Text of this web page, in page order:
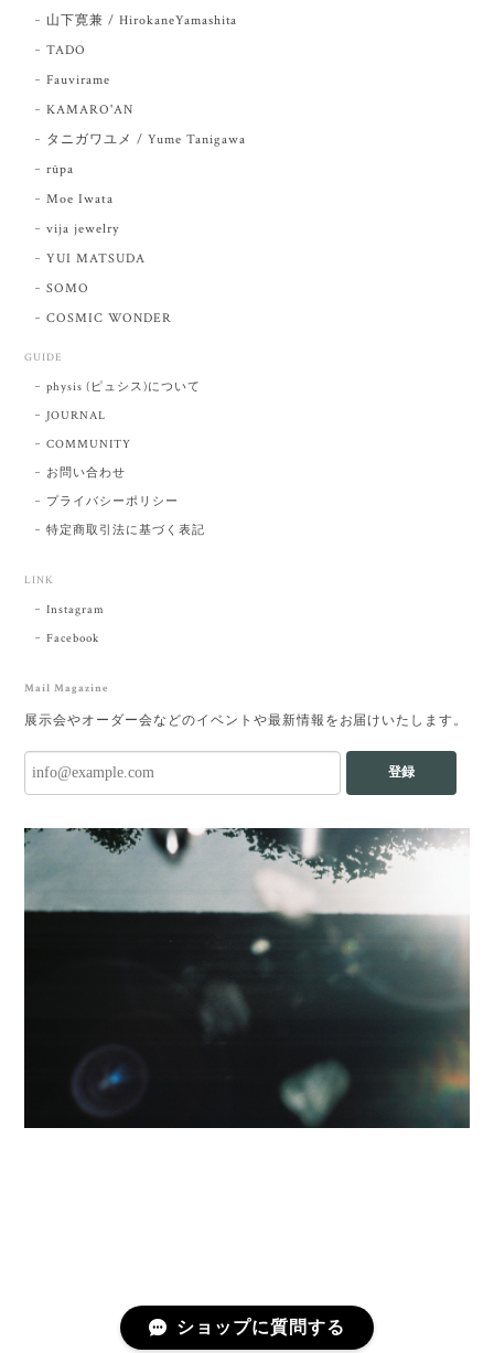
山下寛兼 / HirokaneYamashita
TADO
Fauvirame
KAMARO'AN
タニガワユメ / Yume Tanigawa
rūpa
Moe Iwata
vija jewelry
YUI MATSUDA
SOMO
COSMIC WONDER
GUIDE
physis (ピュシス)について
JOURNAL
COMMUNITY
お問い合わせ
プライバシーポリシー
特定商取引法に基づく表記
LINK
Instagram
Facebook
Mail Magazine
展示会やオーダー会などのイベントや最新情報をお届けいたします。
登録
ショップに質問する